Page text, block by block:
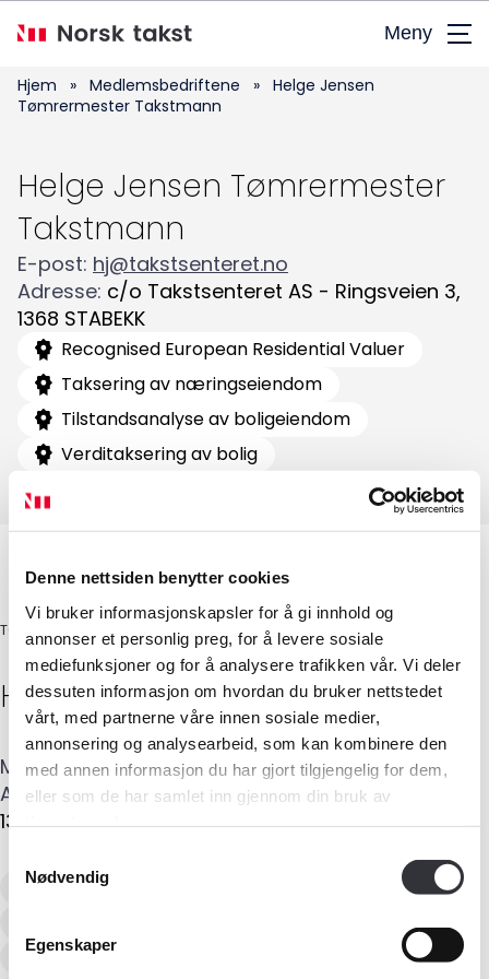
Denne nettsiden benytter cookies
Vi bruker informasjonskapsler for å gi innhold og
annonser et personlig preg, for å levere sosiale
mediefunksjoner og for å analysere trafikken vår. Vi deler
dessuten informasjon om hvordan du bruker nettstedet
vårt, med partnerne våre innen sosiale medier,
annonsering og analysearbeid, som kan kombinere den
med annen informasjon du har gjort tilgjengelig for dem,
eller som de har samlet inn gjennom din bruk av
Nødvendig
Egenskaper
hovedinnhold
Meny
Søk
etter:
Medlemskap
Kurs og konferanser
Hjem » Medlemsbedriftene » Helge Jensen
Tømrermester Takstmann
Helge Jensen Tømrermester
Takstmann
E-post: hj@takstsenteret.no
Adresse: c/o Takstsenteret AS - Ringsveien 3,
1368 STABEKK
Recognised European Residential Valuer
Taksering av næringseiendom
Tilstandsanalyse av boligeiendom
Verditaksering av bolig
TØMRERMESTER
Helge Jensen
Mobil: 900 33 423E-post: hj@takstsenteret.no
Adresse: c/o Takstsenteret AS - Ringsveien 3
1368 STABEKK
Verditaksering av bolig
Recognised European Residential Valuer